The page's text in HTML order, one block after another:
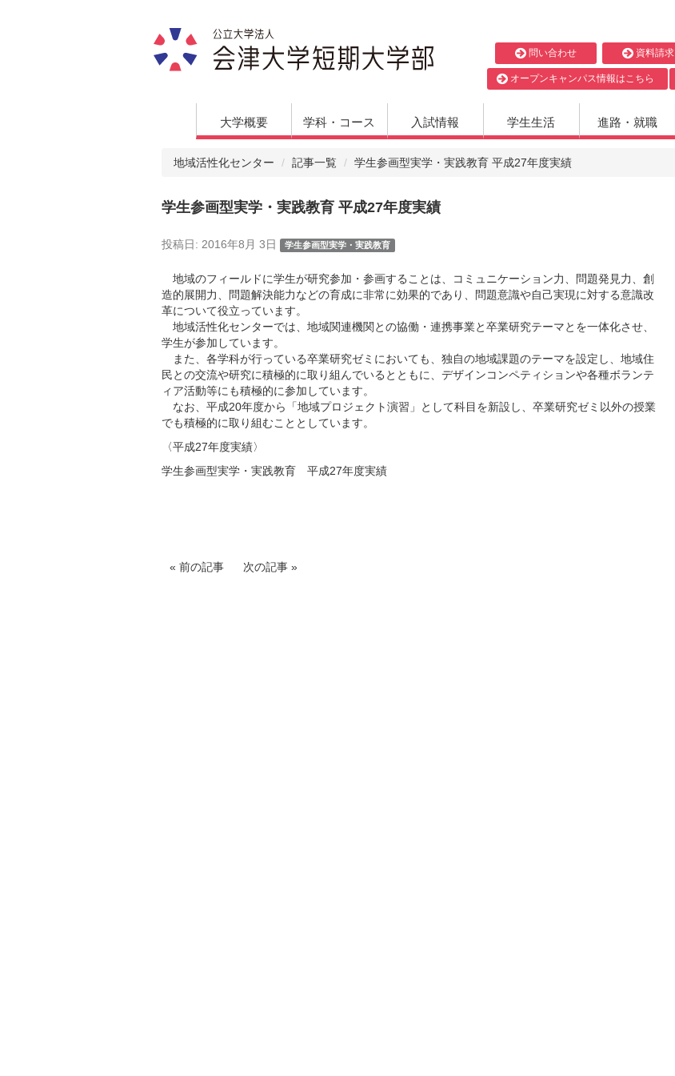
オープンキャンパス情報はこちら
問い合わせ 資料請求
大学概要 学科・コース 入試情報 学生生活 進路・就職
地域活性化センター 記事一覧 学生参画型実学・実践教育 平成27年度実績
学生参画型実学・実践教育 平成27年度実績
投稿日: 2016年8月 3日 学生参画型実学・実践教育
地域のフィールドに学生が研究参加・参画することは、コミュニケーション力、問題発見力、創
造的展開力、問題解決能力などの育成に非常に効果的であり、問題意識や自己実現に対する意識改
革について役立っています。
地域活性化センターでは、地域関連機関との協働・連携事業と卒業研究テーマとを一体化させ、
学生が参加しています。
また、各学科が行っている卒業研究ゼミにおいても、独自の地域課題のテーマを設定し、地域住
民との交流や研究に積極的に取り組んでいるとともに、デザインコンペティションや各種ボランテ
ィア活動等にも積極的に参加しています。
なお、平成20年度から「地域プロジェクト演習」として科目を新設し、卒業研究ゼミ以外の授業
でも積極的に取り組むこととしています。
〈平成27年度実績〉
学生参画型実学・実践教育 平成27年度実績
前の記事 次の記事